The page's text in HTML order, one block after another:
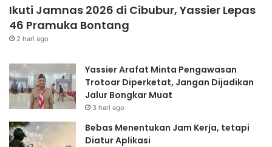
Ikuti Jamnas 2026 di Cibubur, Yassier Lepas
46 Pramuka Bontang
2 hari ago
Yassier Arafat Minta Pengawasan
Trotoar Diperketat, Jangan Dijadikan
Jalur Bongkar Muat
3 hari ago
Bebas Menentukan Jam Kerja, tetapi
Diatur Aplikasi